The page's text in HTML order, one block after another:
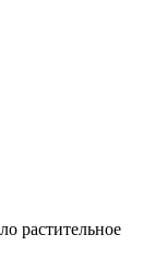
растительное